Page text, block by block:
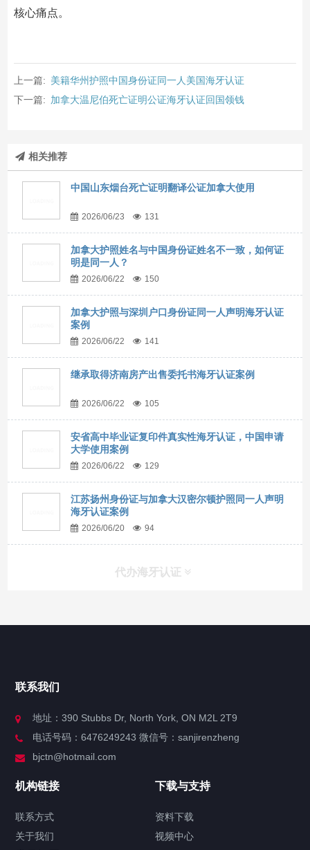
核心痛点。
上一篇: 美籍华州护照中国身份证同一人美国海牙认证
下一篇: 加拿大温尼伯死亡证明公证海牙认证回国领钱
相关推荐
中国山东烟台死亡证明翻译公证加拿大使用
2026/06/23 131
加拿大护照姓名与中国身份证姓名不一致，如何证
明是同一人？
2026/06/22 150
加拿大护照与深圳户口身份证同一人声明海牙认证
案例
2026/06/22 141
继承取得济南房产出售委托书海牙认证案例
2026/06/22 105
安省高中毕业证复印件真实性海牙认证，中国申请
大学使用案例
2026/06/22 129
江苏扬州身份证与加拿大汉密尔顿护照同一人声明
海牙认证案例
2026/06/20 94
代办海牙认证
服务分类
签署类文件海牙认证程序费用
联系我们
地址：390 Stubbs Dr, North York, ON M2L 2T9
电话号码：6476249243 微信号：sanjirenzheng
bjctn@hotmail.com
机构链接
联系方式
关于我们
下载与支持
资料下载
视频中心